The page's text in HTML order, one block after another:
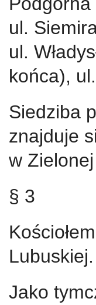
ul.
ul.
końca),
Siedziba
znajduje
w
§ 3
Lubuskiej.
Jako